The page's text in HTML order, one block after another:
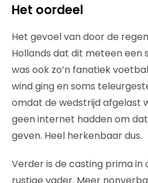
Het oordeel
Het gevoel van door de
Hollands dat dit meteen een
was ook zo’n fanatiek
wind ging en soms
omdat de wedstrijd afgelast
geen internet hadden om
geven. Heel herkenbaar dus.
Verder is de casting prima in
rustige vader. Meer